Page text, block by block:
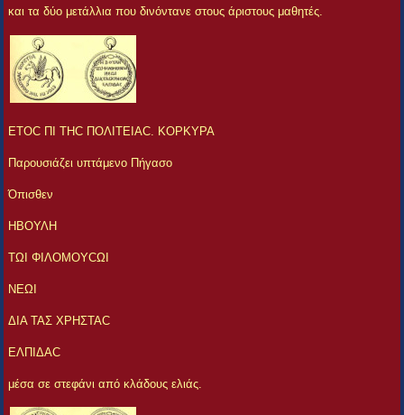
και τα δύο μετάλλια που δινόντανε στους άριστους μαθητές.
ΕΤΟC ΠΙ ΤΗC ΠΟΛΙΤΕΙΑC. ΚΟΡΚΥΡΑ
Παρουσιάζει υπτάμενο Πήγασο
Όπισθεν
ΗΒΟΥΛΗ
ΤΩΙ ΦΙΛΟΜΟΥCΩΙ
ΝΕΩΙ
ΔΙΑ ΤΑΣ ΧΡΗΣΤΑC
ΕΛΠΙΔΑC
μέσα σε στεφάνι από κλάδους ελιάς.